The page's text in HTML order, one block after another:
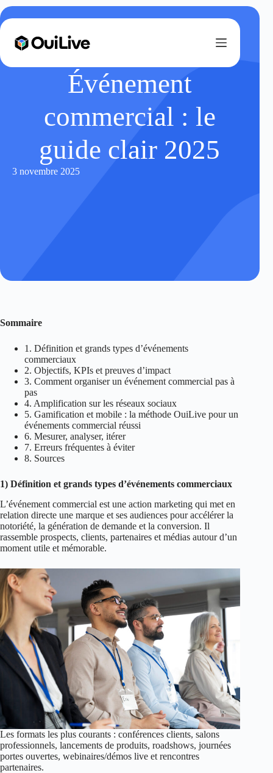
Événement
commercial : le
guide clair 2025
3 novembre 2025
Sommaire
1. Définition et grands types d’événements
commerciaux
2. Objectifs, KPIs et preuves d’impact
3. Comment organiser un événement commercial pas à
pas
4. Amplification sur les réseaux sociaux
5. Gamification et mobile : la méthode OuiLive pour un
événements commercial réussi
6. Mesurer, analyser, itérer
7. Erreurs fréquentes à éviter
8. Sources
1) Définition et grands types d’événements commerciaux
L’événement commercial est une action marketing qui met en
relation directe une marque et ses audiences pour accélérer la
notoriété, la génération de demande et la conversion. Il
rassemble prospects, clients, partenaires et médias autour d’un
moment utile et mémorable.
Les formats les plus courants : conférences clients, salons
professionnels, lancements de produits, roadshows, journées
portes ouvertes, webinaires/démos live et rencontres
partenaires.